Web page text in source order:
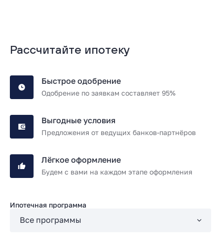
Рассчитайте ипотеку
Быстрое одобрение
Одобрение по заявкам составляет 95%
Выгодные условия
Предложения от ведущих банков-партнёров
Лёгкое оформление
Будем с вами на каждом этапе оформления
Ипотечная программа